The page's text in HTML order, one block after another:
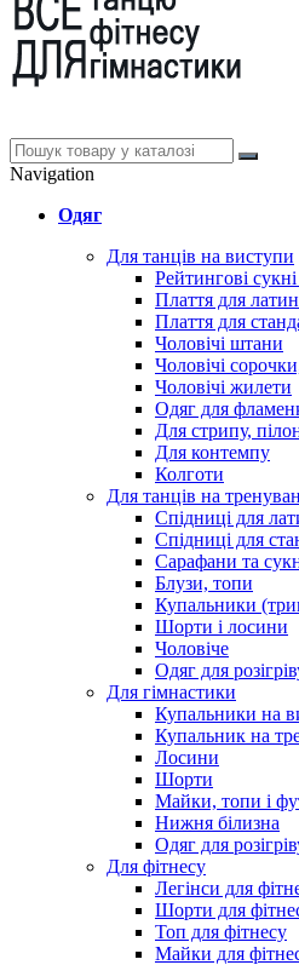
Navigation
Одяг
Для танців на виступи
Рейтингові
Плаття для
Плаття для
Чоловічі штани
Чоловічі
Чоловічі жилети
Одяг для
Для стрипу,
Для контемпу
Колготи
Для танців на
Спідниці для
Спідниці для
Сарафани та
Блузи, топи
Купальники
Шорти і лосини
Чоловіче
Одяг для
Для гімнастики
Купальники на
Купальник на
Лосини
Шорти
Майки, топи і
Нижня білизна
Одяг для
Для фітнесу
Легінси для
Шорти для
Топ для фітнесу
Майки для